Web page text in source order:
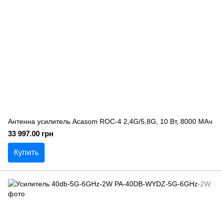
Антенна усилитель Acasom ROC-4 2,4G/5,8G, 10 Вт, 8000 МАч
33 997.00 грн
Купить